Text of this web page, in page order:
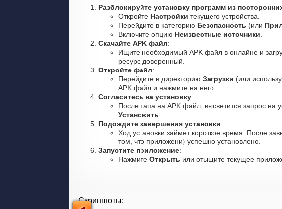
Разблокируйте установку программ из
Откройте Настройки текущего устройства.
Перейдите в категорию Безопасность (или
Включите опцию Неизвестные источники
Скачайте APK файл:
Ищите необходимый APK файл в онлайне и
ресурс доверенный.
Откройте файл:
Перейдите в директорию Загрузки (или
APK файл и нажмите на него.
Согласитесь на установку:
После тапа на APK файл, высветится запрос на
Установить
Подождите завершения установки:
Ход установки займет короткое время. После
том, что приложени} успешно установлено.
Запустите приложение:
Нажмите Открыть или отыщите текущее
Скриншоты: